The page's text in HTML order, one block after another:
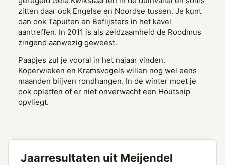
zitten daar ook Engelse en Noordse tussen. Je kunt
dan ook Tapuiten en Beflijsters in het kavel
aantreffen. In 2011 is als zeldzaamheid de Roodmus
zingend aanwezig geweest.
Paapjes zul je vooral in het najaar vinden.
Koperwieken en Kramsvogels willen nog wel eens
maanden blijven rondhangen. In de winter moet je
ook opletten of er niet onverwacht een Houtsnip
opvliegt.
Jaarresultaten uit Meijendel